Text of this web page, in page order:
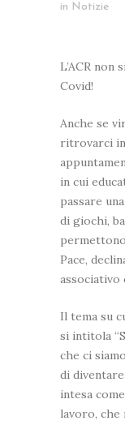
in Notizie
L’ACR non
Covid!
Anche se
ritrovarci
in cui
passare
di giochi,
Pace,
associativo
Il tema su
si intitola
che ci
di
intesa
lavoro, che